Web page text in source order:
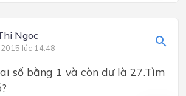
Ngoc
lúc 14:48
số bằng 1 và còn dư là 27.Tìm